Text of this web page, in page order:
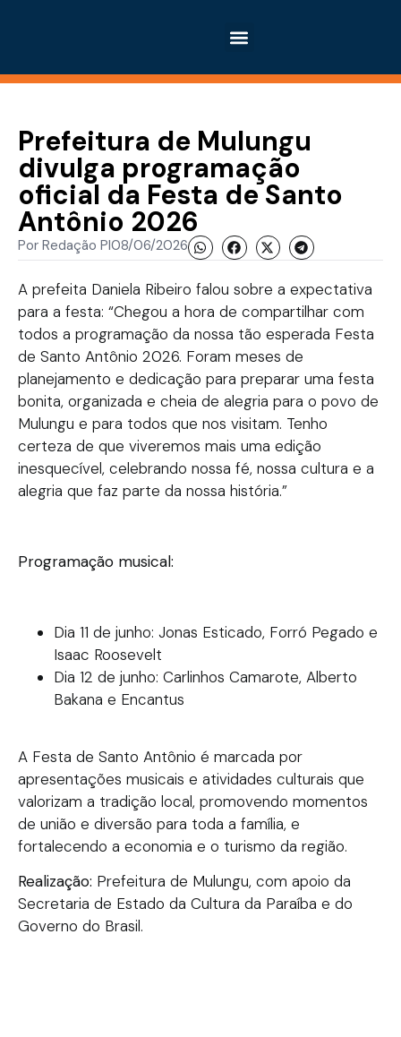
Prefeitura de Mulungu
divulga programação
oficial da Festa de Santo
Antônio 2026
Por Redação PI08/06/2026
A prefeita Daniela Ribeiro falou sobre a expectativa
para a festa: “Chegou a hora de compartilhar com
todos a programação da nossa tão esperada Festa
de Santo Antônio 2026. Foram meses de
planejamento e dedicação para preparar uma festa
bonita, organizada e cheia de alegria para o povo de
Mulungu e para todos que nos visitam. Tenho
certeza de que viveremos mais uma edição
inesquecível, celebrando nossa fé, nossa cultura e a
alegria que faz parte da nossa história.”
Programação musical:
Dia 11 de junho: Jonas Esticado, Forró Pegado e
Isaac Roosevelt
Dia 12 de junho: Carlinhos Camarote, Alberto
Bakana e Encantus
A Festa de Santo Antônio é marcada por
apresentações musicais e atividades culturais que
valorizam a tradição local, promovendo momentos
de união e diversão para toda a família, e
fortalecendo a economia e o turismo da região.
Realização: Prefeitura de Mulungu, com apoio da
Secretaria de Estado da Cultura da Paraíba e do
Governo do Brasil.